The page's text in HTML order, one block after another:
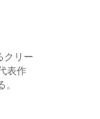
クリー
表作